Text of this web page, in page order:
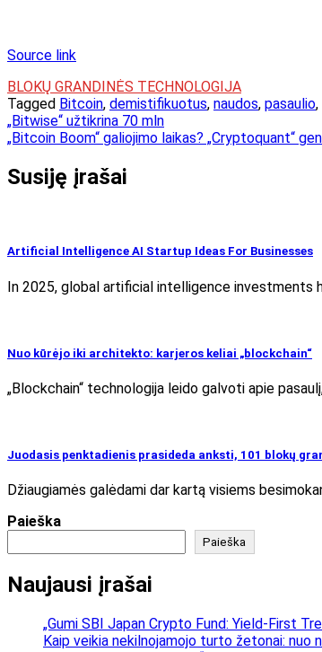
Source link
BLOKŲ GRANDINĖS TECHNOLOGIJA
Tagged Bitcoin, demistifikuotus, naudos, pasaulio,
Navigacija
tarp
įrašų
„Bitwise“ užtikrina 70 mln
„Bitcoin Boom“ galiojimo laikas? „Cryptoquant“
Susiję įrašai
Artificial Intelligence AI Startup Ideas For Businesses
In 2025, global artificial intelligence investments
Nuo kūrėjo iki architekto: karjeros keliai „blockchain“
„Blockchain“ technologija leido galvoti apie
Juodasis penktadienis prasideda anksti, 101 blokų
Džiaugiamės galėdami dar kartą visiems
Paieška
Paieška
Naujausi įrašai
„Gumi SBI Japan Crypto Fund: Yield-First
Kaip veikia nekilnojamojo turto žetonai: nuo